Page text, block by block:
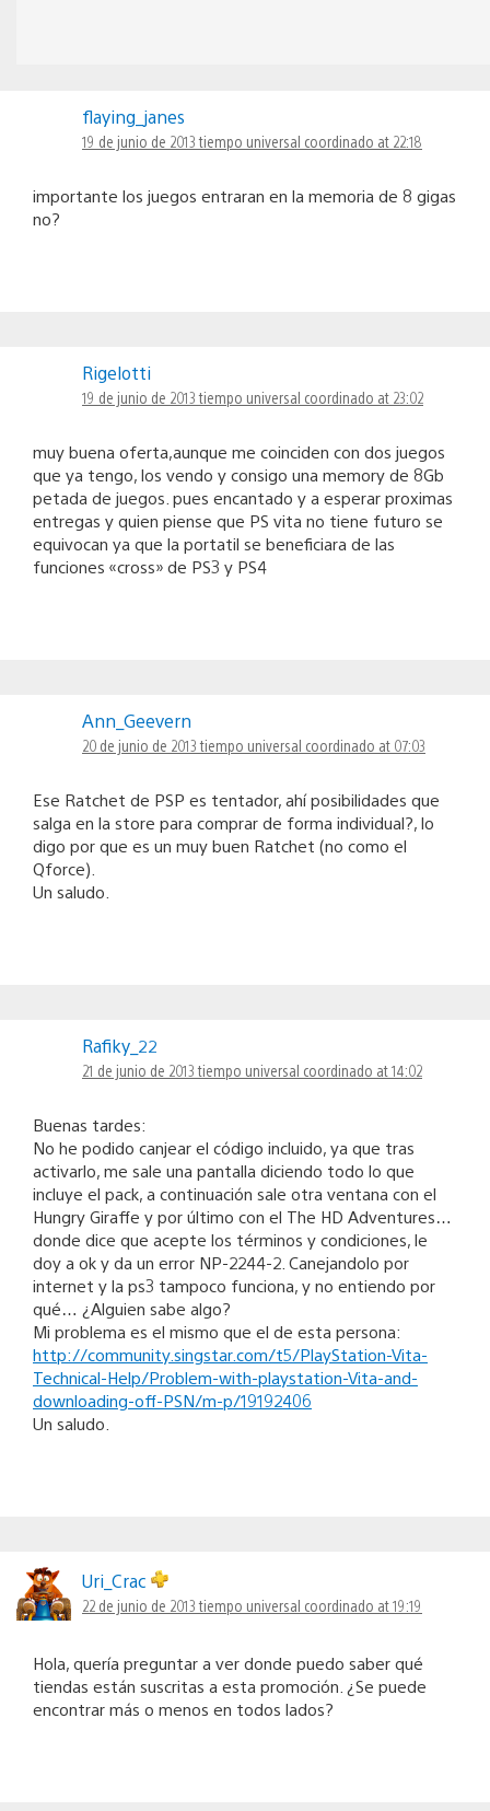
flaying_janes
19 de junio de 2013 tiempo universal coordinado at 22:18
importante los juegos entraran en la memoria de 8 gigas
no?
Rigelotti
19 de junio de 2013 tiempo universal coordinado at 23:02
muy buena oferta,aunque me coinciden con dos juegos
que ya tengo, los vendo y consigo una memory de 8Gb
petada de juegos. pues encantado y a esperar proximas
entregas y quien piense que PS vita no tiene futuro se
equivocan ya que la portatil se beneficiara de las
funciones «cross» de PS3 y PS4
Ann_Geevern
20 de junio de 2013 tiempo universal coordinado at 07:03
Ese Ratchet de PSP es tentador, ahí posibilidades que
salga en la store para comprar de forma individual?, lo
digo por que es un muy buen Ratchet (no como el
Qforce).
Un saludo.
Rafiky_22
21 de junio de 2013 tiempo universal coordinado at 14:02
Buenas tardes:
No he podido canjear el código incluido, ya que tras
activarlo, me sale una pantalla diciendo todo lo que
incluye el pack, a continuación sale otra ventana con el
Hungry Giraffe y por último con el The HD Adventures…
donde dice que acepte los términos y condiciones, le
doy a ok y da un error NP-2244-2. Canejandolo por
internet y la ps3 tampoco funciona, y no entiendo por
qué… ¿Alguien sabe algo?
Mi problema es el mismo que el de esta persona:
http://community.singstar.com/t5/PlayStation-Vita-
Technical-Help/Problem-with-playstation-Vita-and-
downloading-off-PSN/m-p/19192406
Un saludo.
Uri_Crac
22 de junio de 2013 tiempo universal coordinado at 19:19
Hola, quería preguntar a ver donde puedo saber qué
tiendas están suscritas a esta promoción. ¿Se puede
encontrar más o menos en todos lados?